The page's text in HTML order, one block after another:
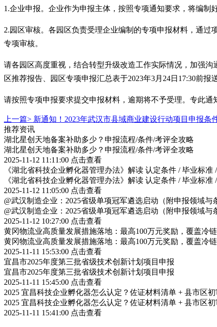
1.企业申报。企业作为申报主体，按照专项通知要求，将编
2.园区审核。各园区负责受理企业编制的专项申报材料，通
专项审核。
请各园区高度重视，结合转型升级改造工作实际情况，加强
区推荐报告、园区专项申报汇总表于2023年3月24日17:30前
请按照专项申报要求提交申报材料，逾期将不予受理。专此通
上一篇> 新通知！2023年武汉市县域商业建设行动项目申报条
推荐资讯
湖北星创天地备案补助多少？申报流程/条件/考评全攻略
湖北星创天地备案补助多少？申报流程/条件/考评全攻略
2025-11-12 11:11:00 点击查看
《湖北省科技企业孵化器管理办法》解读 认定条件 / 毕业标准
《湖北省科技企业孵化器管理办法》解读 认定条件 / 毕业标准
2025-11-12 11:05:00 点击查看
@武汉制造企业：2025省级单项冠军遴选启动（附申报领域与
@武汉制造企业：2025省级单项冠军遴选启动（附申报领域与
2025-11-12 10:27:00 点击查看
黄冈物流业高质量发展措施落地：最高100万元奖励，覆盖冷
黄冈物流业高质量发展措施落地：最高100万元奖励，覆盖冷
2025-11-11 15:53:00 点击查看
宜昌市2025年度第三批省级技术创新计划项目申报
宜昌市2025年度第三批省级技术创新计划项目申报
2025-11-11 15:45:00 点击查看
2025 宜昌科技企业孵化器怎么认定？佐证材料清单 + 县市区
2025 宜昌科技企业孵化器怎么认定？佐证材料清单 + 县市区
2025-11-11 15:41:00 点击查看